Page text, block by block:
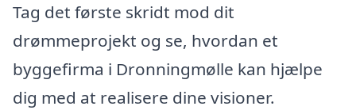
Tag det første skridt mod dit
drømmeprojekt og se, hvordan et
byggefirma i Dronningmølle kan hjælpe
dig med at realisere dine visioner.